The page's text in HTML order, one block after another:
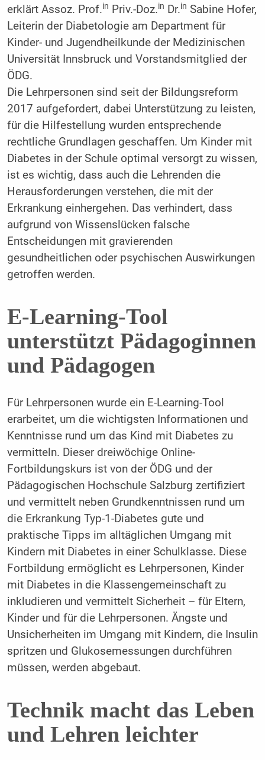
erklärt Assoz. Prof.in Priv.-Doz.in Dr.in Sabine Hofer,
Leiterin der Diabetologie am Department für
Kinder- und Jugendheilkunde der Medizinischen
Universität Innsbruck und Vorstandsmitglied der
ÖDG.
Die Lehrpersonen sind seit der Bildungsreform
2017 aufgefordert, dabei Unterstützung zu leisten,
für die Hilfestellung wurden entsprechende
rechtliche Grundlagen geschaffen. Um Kinder mit
Diabetes in der Schule optimal versorgt zu wissen,
ist es wichtig, dass auch die Lehrenden die
Herausforderungen verstehen, die mit der
Erkrankung einhergehen. Das verhindert, dass
aufgrund von Wissenslücken falsche
Entscheidungen mit gravierenden
gesundheitlichen oder psychischen Auswirkungen
getroffen werden.
E-Learning-Tool
unterstützt Pädagoginnen
und Pädagogen
Für Lehrpersonen wurde ein E-Learning-Tool
erarbeitet, um die wichtigsten Informationen und
Kenntnisse rund um das Kind mit Diabetes zu
vermitteln. Dieser dreiwöchige Online-
Fortbildungskurs ist von der ÖDG und der
Pädagogischen Hochschule Salzburg zertifiziert
und vermittelt neben Grundkenntnissen rund um
die Erkrankung Typ-1-Diabetes gute und
praktische Tipps im alltäglichen Umgang mit
Kindern mit Diabetes in einer Schulklasse. Diese
Fortbildung ermöglicht es Lehrpersonen, Kinder
mit Diabetes in die Klassengemeinschaft zu
inkludieren und vermittelt Sicherheit – für Eltern,
Kinder und für die Lehrpersonen. Ängste und
Unsicherheiten im Umgang mit Kindern, die Insulin
spritzen und Glukosemessungen durchführen
müssen, werden abgebaut.
Technik macht das Leben
und Lehren leichter